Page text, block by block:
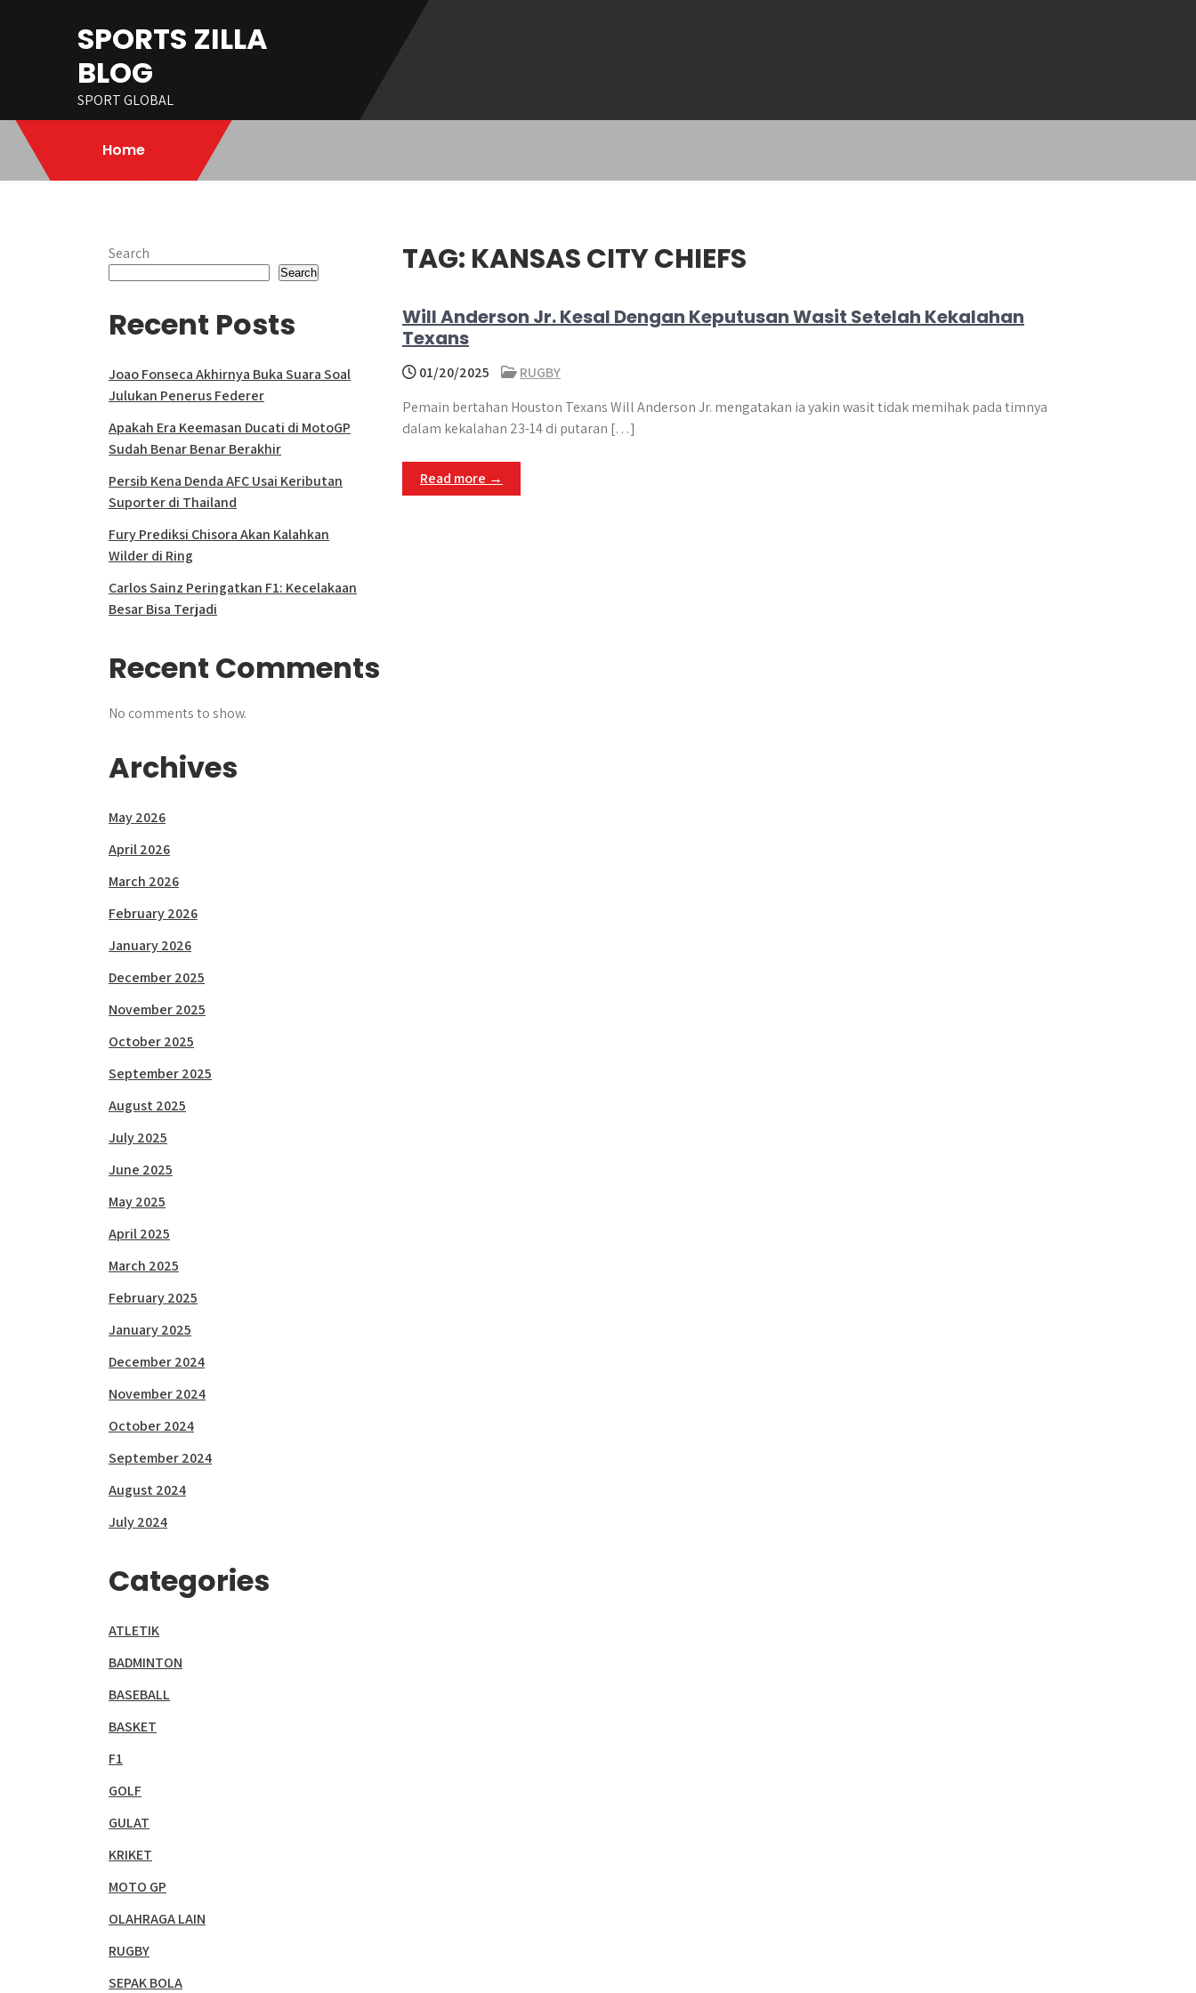
SPORTS ZILLA
BLOG
SPORT GLOBAL
Home
TAG: KANSAS CITY CHIEFS
Will Anderson Jr. Kesal Dengan Keputusan Wasit Setelah Kekalahan
Texans
01/20/2025
RUGBY
Pemain bertahan Houston Texans Will Anderson Jr. mengatakan ia yakin wasit tidak memihak pada timnya
dalam kekalahan 23-14 di putaran […]
Read more →
Search
Search
Recent Posts
Joao Fonseca Akhirnya Buka Suara Soal
Julukan Penerus Federer
Apakah Era Keemasan Ducati di MotoGP
Sudah Benar Benar Berakhir
Persib Kena Denda AFC Usai Keributan
Suporter di Thailand
Fury Prediksi Chisora Akan Kalahkan
Wilder di Ring
Carlos Sainz Peringatkan F1: Kecelakaan
Besar Bisa Terjadi
Recent Comments
No comments to show.
Archives
May 2026
April 2026
March 2026
February 2026
January 2026
December 2025
November 2025
October 2025
September 2025
August 2025
July 2025
June 2025
May 2025
April 2025
March 2025
February 2025
January 2025
December 2024
November 2024
October 2024
September 2024
August 2024
July 2024
Categories
ATLETIK
BADMINTON
BASEBALL
BASKET
F1
GOLF
GULAT
KRIKET
MOTO GP
OLAHRAGA LAIN
RUGBY
SEPAK BOLA